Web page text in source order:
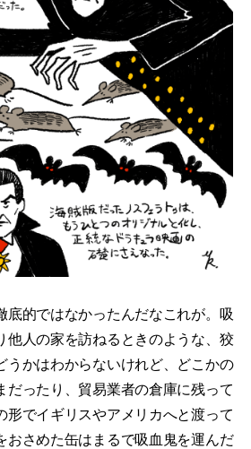
的ではなかったんだなこれが。吸
他人の家を訪ねるときのような、狡
うかはわからないけれど、どこかの
だったり、貿易業者の倉庫に残って
形でイギリスやアメリカへと渡って
おさめた缶はまるで吸血鬼を運んだ